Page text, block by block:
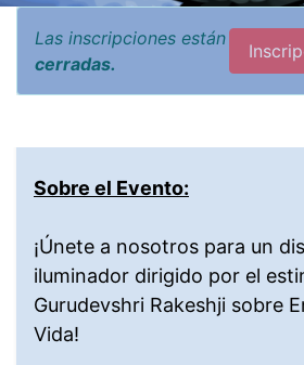
Las inscripciones están
cerradas.
Sobre el Evento:
¡Únete a nosotros para un
iluminador dirigido por el
Gurudevshri Rakeshji sobre
Vida!